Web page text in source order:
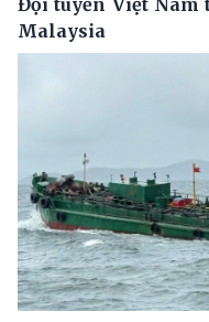
Đội tuyển Việt Nam
Malaysia